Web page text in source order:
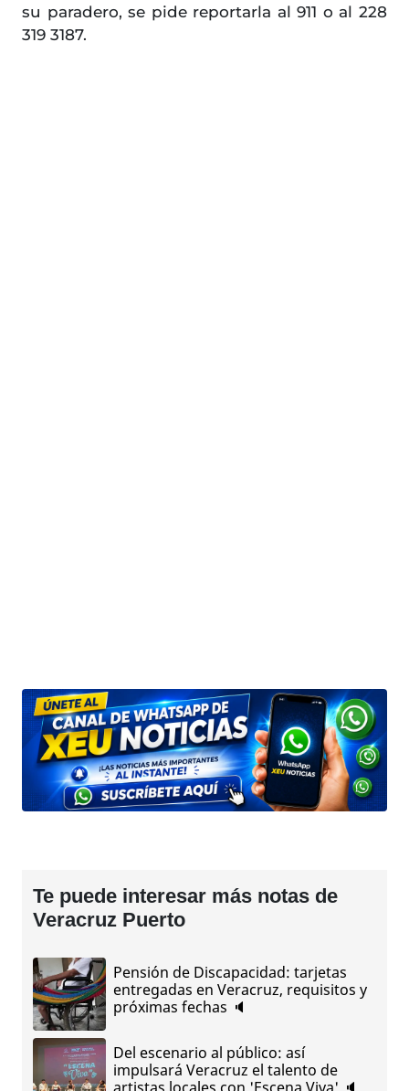
su paradero, se pide reportarla al 911 o al 228
319 3187.
Te puede interesar más notas de
Veracruz Puerto
Pensión de Discapacidad: tarjetas
entregadas en Veracruz, requisitos y
próximas fechas 🔈
Del escenario al público: así
impulsará Veracruz el talento de